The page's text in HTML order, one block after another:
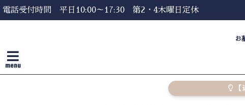
電話受付時間 平日10:00～17:30 第2・4木曜日定休
お
menu
【